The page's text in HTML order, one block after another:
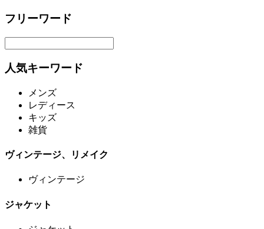
フリーワード
人気キーワード
メンズ
レディース
キッズ
雑貨
ヴィンテージ、リメイク
ヴィンテージ
ジャケット